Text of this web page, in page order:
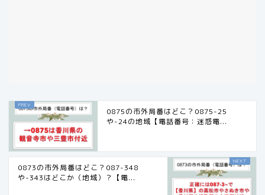
0875の市外局番はどこ？0875-25
や-24の地域【電話番号：迷惑電...
0873の市外局番はどこ？087-348
や-343はどこか（地域）？【電...